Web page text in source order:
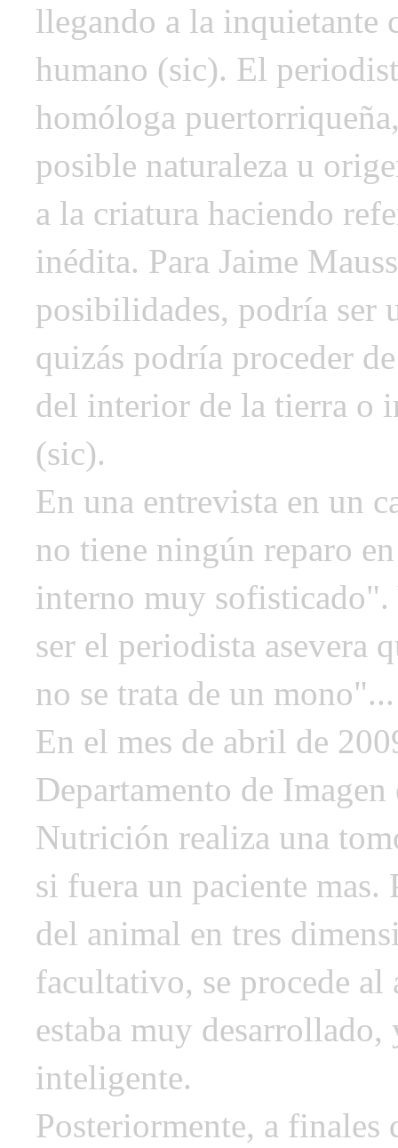
llegando a la inquietante
humano (sic). El
homóloga
posible naturaleza u
a la criatura haciendo
inédita. Para Jaime
posibilidades, podría ser
quizás podría proceder
del interior de la tierra o
(sic).
En una entrevista en un
no tiene ningún reparo
interno muy sofisticado".
ser el periodista asevera
no se trata de un mono"...
En el mes de abril de
Departamento de
Nutrición realiza una
si fuera un paciente
del animal en tres
facultativo, se procede al
estaba muy
inteligente.
Posteriormente, a